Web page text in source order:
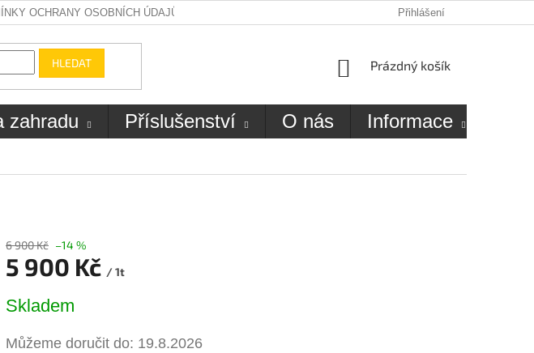
OCHRANY OSOBNÍCH ÚDAJŮ Přihlášení
HLEDAT
NÁKUPNÍ
Prázdný košík
zahradu Příslušenství O nás Informace
6 900 Kč –14 %
5 900 Kč / 1t
Měrná
cena:
Skladem
Můžeme doručit do: 19.8.2026